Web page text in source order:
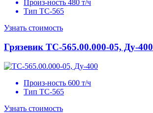
Произ-ность 480 т/ч
Тип ТС-565
Узнать стоимость
Грязевик ТС-565.00.000-05, Ду-400
Произ-ность 600 т/ч
Тип ТС-565
Узнать стоимость